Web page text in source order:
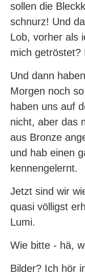
sollen die
schnurz! Und
Lob, vorher als
mich getröstet?
Und dann
Morgen noch
haben uns auf
nicht, aber das
aus Bronze
und hab einen
kennengelernt.
Jetzt sind wir
quasi völligst
Lumi.
Wie bitte - hä,
Bilder? Ich hör